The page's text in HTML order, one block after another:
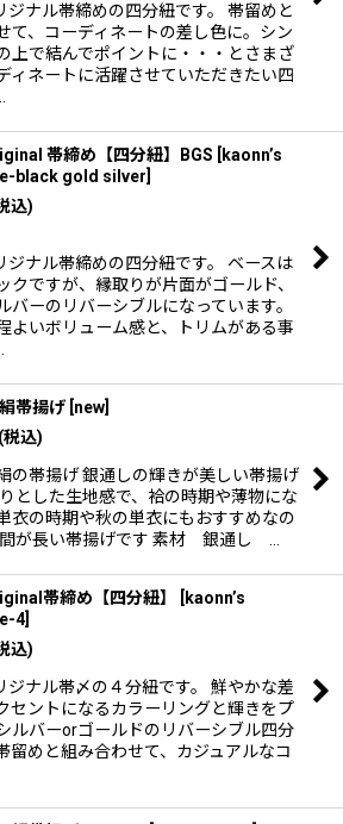
ジナル帯締めの四分紐です。 帯留めと
て、コーディネートの差し色に。シン
上で結んでポイントに・・・とさまざ
ィネートに活躍させていただきたい四
帯締め【四分紐】BGS
kaonn’s
black gold silver
込)
ジナル帯締めの四分紐です。 ベースは
クですが、縁取りが片面がゴールド、
バーのリバーシブルになっています。
よいボリューム感と、トリムがある事
帯揚げ new
(税込)
の帯揚げ 銀通しの輝きが美しい帯揚げ
とした生地感で、袷の時期や薄物にな
衣の時期や秋の単衣にもおすすめなの
が長い帯揚げです 素材 銀通し …
帯締め【四分紐】
kaonn’s
4]
込)
ジナル帯〆の４分紐です。 鮮やかな差
セントになるカラーリングと輝きをプ
ルバーorゴールドのリバーシブル四分
留めと組み合わせて、カジュアルなコ